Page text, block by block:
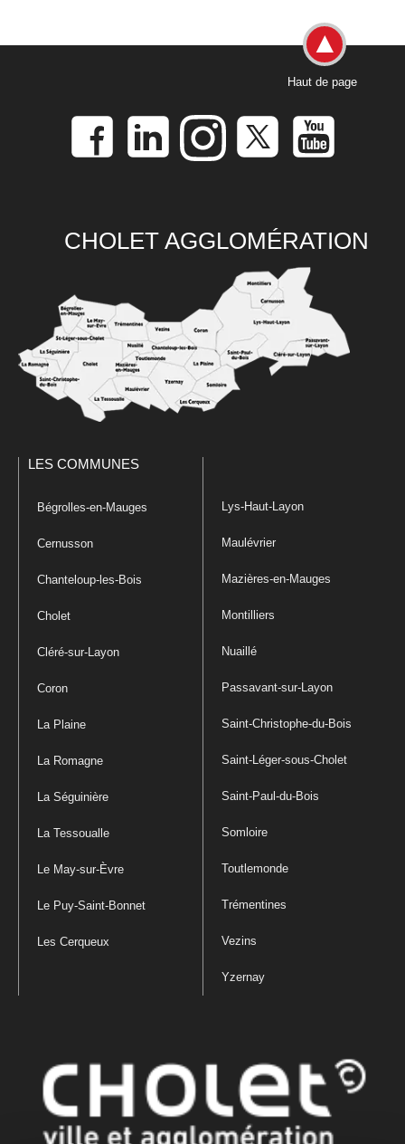
Haut de page
CHOLET AGGLOMÉRATION
LES COMMUNES
Bégrolles-en-Mauges
Cernusson
Chanteloup-les-Bois
Cholet
Cléré-sur-Layon
Coron
La Plaine
La Romagne
La Séguinière
La Tessoualle
Le May-sur-Èvre
Le Puy-Saint-Bonnet
Les Cerqueux
Lys-Haut-Layon
Maulévrier
Mazières-en-Mauges
Montilliers
Nuaillé
Passavant-sur-Layon
Saint-Christophe-du-Bois
Saint-Léger-sous-Cholet
Saint-Paul-du-Bois
Somloire
Toutlemonde
Trémentines
Vezins
Yzernay